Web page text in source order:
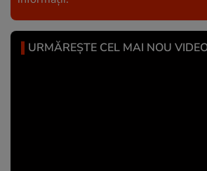
URMĂREȘTE CEL MAI NOU